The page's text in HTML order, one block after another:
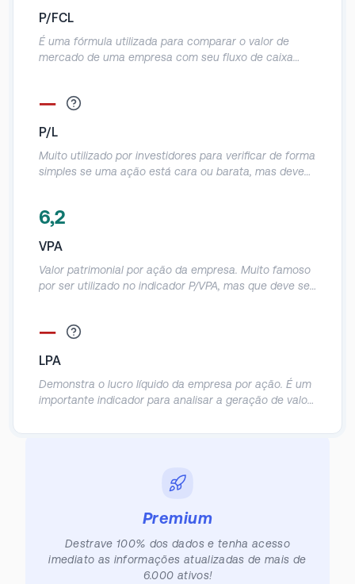
evita essa distorção, como, por exemplo, gastos com
D&A sem efeito caixa.
P/FCL
É uma fórmula utilizada para comparar o valor de
mercado de uma empresa com seu fluxo de caixa
indicador parecido com o P/FCO, mas como desconta
assertiva em relação a geração real de caixa da
empresa.
—
P/L
Muito utilizado por investidores para verificar de forma
simples se uma ação está cara ou barata, mas deve
Demonstra em quanto anos o investidor
de acordo com o lucro da empresa.
6,2
VPA
Valor patrimonial por ação da empresa. Muito famoso
por ser utilizado no indicador P/VPA, mas que deve ser
—
LPA
Demonstra o lucro líquido da empresa por ação. É um
importante indicador para analisar a geração de valor
recompra de ações é comum.
Premium
Destrave 100% dos dados e tenha acesso
imediato as informações atualizadas de mais de
6.000 ativos!